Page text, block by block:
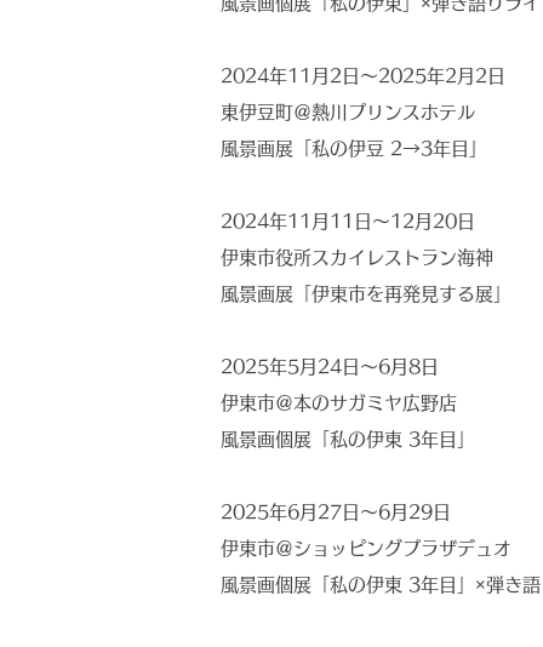
2024年11月2日〜2025年2月2日
東伊豆町＠熱川プリンスホテル
風景画展「私の伊豆 2→3年目」
2024年11月11日～12月20日
伊東市役所スカイレストラン海神
風景画展「伊東市を再発見する展」
2025年5月24日～6月8日
伊東市＠本のサガミヤ広野店
風景画個展「私の伊東 3年目」
2025年6月27日～6月29日
伊東市＠ショッピングプラザデュオ
風景画個展「私の伊東 3年目」×弾き